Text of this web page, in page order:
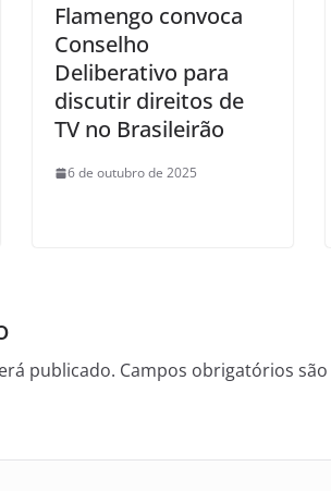
Flamengo convoca
Conselho
Deliberativo para
discutir direitos de
TV no Brasileirão
6 de outubro de 2025
publicado. Campos obrigatórios